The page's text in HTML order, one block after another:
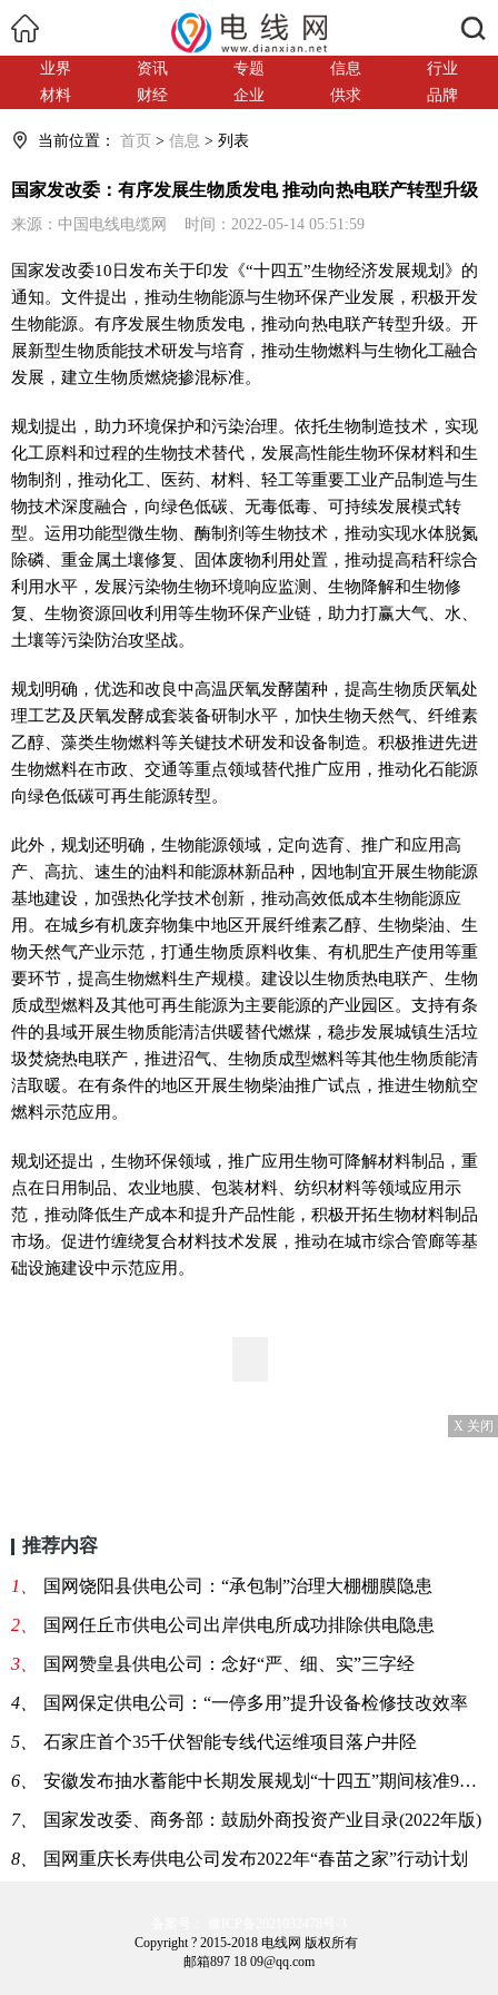
业界 资讯 专题 信息
行业
材料
财经 企业 供求 品牌
当前位置： 首页 > 信息 > 列表
国家发改委：有序发展生物质发电 推动向热电联产转型升级
来源：中国电线电缆网 时间：2022-05-14 05:51:59
国家发改委10日发布关于印发《“十四五”生物经济发展规划》的
通知。文件提出，推动生物能源与生物环保产业发展，积极开发
生物能源。有序发展生物质发电，推动向热电联产转型升级。开
展新型生物质能技术研发与培育，推动生物燃料与生物化工融合
发展，建立生物质燃烧掺混标准。
规划提出，助力环境保护和污染治理。依托生物制造技术，实现
化工原料和过程的生物技术替代，发展高性能生物环保材料和生
物制剂，推动化工、医药、材料、轻工等重要工业产品制造与生
物技术深度融合，向绿色低碳、无毒低毒、可持续发展模式转
型。运用功能型微生物、酶制剂等生物技术，推动实现水体脱氮
除磷、重金属土壤修复、固体废物利用处置，推动提高秸秆综合
利用水平，发展污染物生物环境响应监测、生物降解和生物修
复、生物资源回收利用等生物环保产业链，助力打赢大气、水、
土壤等污染防治攻坚战。
规划明确，优选和改良中高温厌氧发酵菌种，提高生物质厌氧处
理工艺及厌氧发酵成套装备研制水平，加快生物天然气、纤维素
乙醇、藻类生物燃料等关键技术研发和设备制造。积极推进先进
生物燃料在市政、交通等重点领域替代推广应用，推动化石能源
向绿色低碳可再生能源转型。
此外，规划还明确，生物能源领域，定向选育、推广和应用高
产、高抗、速生的油料和能源林新品种，因地制宜开展生物能源
基地建设，加强热化学技术创新，推动高效低成本生物能源应
用。在城乡有机废弃物集中地区开展纤维素乙醇、生物柴油、生
物天然气产业示范，打通生物质原料收集、有机肥生产使用等重
要环节，提高生物燃料生产规模。建设以生物质热电联产、生物
质成型燃料及其他可再生能源为主要能源的产业园区。支持有条
件的县域开展生物质能清洁供暖替代燃煤，稳步发展城镇生活垃
圾焚烧热电联产，推进沼气、生物质成型燃料等其他生物质能清
洁取暖。在有条件的地区开展生物柴油推广试点，推进生物航空
燃料示范应用。
规划还提出，生物环保领域，推广应用生物可降解材料制品，重
点在日用制品、农业地膜、包装材料、纺织材料等领域应用示
范，推动降低生产成本和提升产品性能，积极开拓生物材料制品
市场。促进竹缠绕复合材料技术发展，推动在城市综合管廊等基
础设施建设中示范应用。
X 关闭
推荐内容
1、 国网饶阳县供电公司：“承包制”治理大棚棚膜隐患
2、 国网任丘市供电公司出岸供电所成功排除供电隐患
3、 国网赞皇县供电公司：念好“严、细、实”三字经
4、 国网保定供电公司：“一停多用”提升设备检修技改效率
5、 石家庄首个35千伏智能专线代运维项目落户井陉
6、 安徽发布抽水蓄能中长期发展规划“十四五”期间核准9个项目
7、 国家发改委、商务部：鼓励外商投资产业目录(2022年版)
8、 国网重庆长寿供电公司发布2022年“春苗之家”行动计划
Copyright ? 2015-2018 电线网 版权所有
邮箱897 18 09@qq.com